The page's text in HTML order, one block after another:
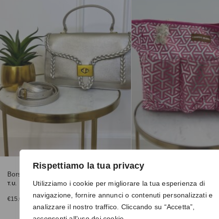
Rispettiamo la tua privacy
Utilizziamo i cookie per migliorare la tua esperienza di
navigazione, fornire annunci o contenuti personalizzati e
analizzare il nostro traffico. Cliccando su “Accetta”,
Borsa 4806 oro
T.U.
€15.00
T.U.
€10.00